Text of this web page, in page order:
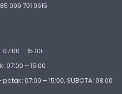
099 701 9615
– 15:00
07:00 – 15:00
07:00 – 15:00, SUBOTA: 08:00